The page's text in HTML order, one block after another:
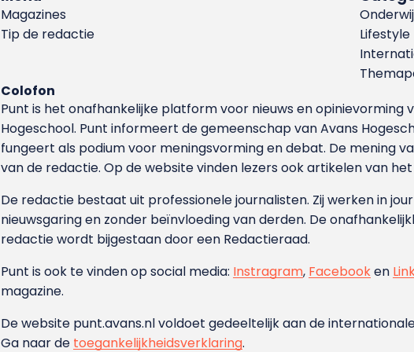
Magazines
Tip de redactie
Lifestyle
Colofon
Punt is het onafhankelijke platform voor nieuws en
Hoge­school. Punt informeert de gemeenschap van Avans
fungeert als podium voor meningsvorming en debat. De mening
van de redactie. Op de website vinden lezers ook artikelen van
De redactie bestaat uit professionele journalisten. Zij werken in
nieuwsgaring en zonder beïnvloeding van derden. De
redactie wordt bijgestaan door een Redactieraad.
Punt is ook te vinden op social media: Instragram, Facebooken
magazine.
De website punt.avans.nl voldoet gedeeltelijk aan de
Ga naar de toegankelijkheidsverklaring.